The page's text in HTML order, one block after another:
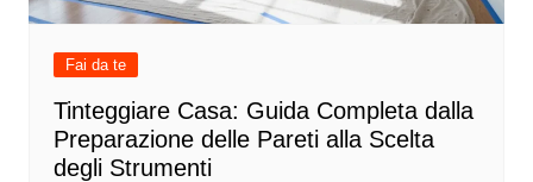
Fai da te
Tinteggiare Casa: Guida Completa dalla
Preparazione delle Pareti alla Scelta
degli Strumenti